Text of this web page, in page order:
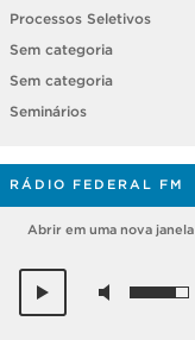
Processos Seletivos
Sem categoria
Sem categoria
Seminários
RÁDIO FEDERAL FM
Abrir em uma nova janela